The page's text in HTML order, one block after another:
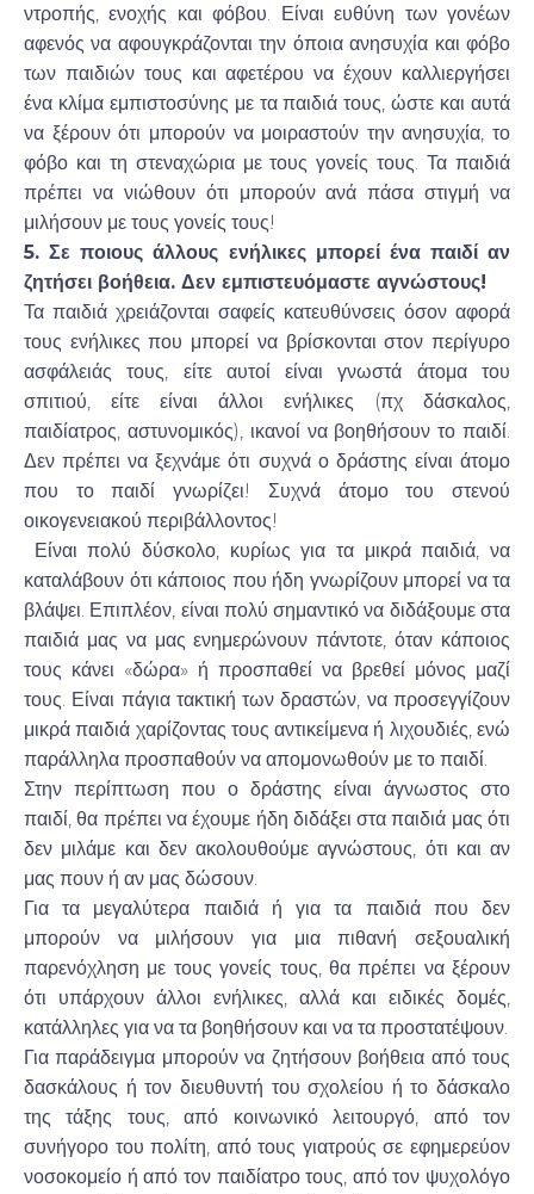
ντροπής, ενοχής και φόβου. Είναι ευθύνη των γονέων
αφενός να αφουγκράζονται την όποια ανησυχία και φόβο
των παιδιών τους και αφετέρου να έχουν καλλιεργήσει
ένα κλίμα εμπιστοσύνης με τα παιδιά τους, ώστε και αυτά
να ξέρουν ότι μπορούν να μοιραστούν την ανησυχία, το
φόβο και τη στεναχώρια με τους γονείς τους. Τα παιδιά
πρέπει να νιώθουν ότι μπορούν ανά πάσα στιγμή να
μιλήσουν με τους γονείς τους!
5. Σε ποιους άλλους ενήλικες μπορεί ένα παιδί αν
ζητήσει βοήθεια. Δεν εμπιστευόμαστε αγνώστους!
Τα παιδιά χρειάζονται σαφείς κατευθύνσεις όσον αφορά
τους ενήλικες που μπορεί να βρίσκονται στον περίγυρο
ασφάλειάς τους, είτε αυτοί είναι γνωστά άτομα του
σπιτιού, είτε είναι άλλοι ενήλικες (πχ δάσκαλος,
παιδίατρος, αστυνομικός), ικανοί να βοηθήσουν το παιδί.
Δεν πρέπει να ξεχνάμε ότι συχνά ο δράστης είναι άτομο
που το παιδί γνωρίζει! Συχνά άτομο του στενού
οικογενειακού περιβάλλοντος!
Είναι πολύ δύσκολο, κυρίως για τα μικρά παιδιά, να
καταλάβουν ότι κάποιος που ήδη γνωρίζουν μπορεί να τα
βλάψει. Επιπλέον, είναι πολύ σημαντικό να διδάξουμε στα
παιδιά μας να μας ενημερώνουν πάντοτε, όταν κάποιος
τους κάνει «δώρα» ή προσπαθεί να βρεθεί μόνος μαζί
τους. Είναι πάγια τακτική των δραστών, να προσεγγίζουν
μικρά παιδιά χαρίζοντας τους αντικείμενα ή λιχουδιές, ενώ
παράλληλα προσπαθούν να απομονωθούν με το παιδί.
Στην περίπτωση που ο δράστης είναι άγνωστος στο
παιδί, θα πρέπει να έχουμε ήδη διδάξει στα παιδιά μας ότι
δεν μιλάμε και δεν ακολουθούμε αγνώστους, ότι και αν
μας πουν ή αν μας δώσουν.
Για τα μεγαλύτερα παιδιά ή για τα παιδιά που δεν
μπορούν να μιλήσουν για μια πιθανή σεξουαλική
παρενόχληση με τους γονείς τους, θα πρέπει να ξέρουν
ότι υπάρχουν άλλοι ενήλικες, αλλά και ειδικές δομές,
κατάλληλες για να τα βοηθήσουν και να τα προστατέψουν.
Για παράδειγμα μπορούν να ζητήσουν βοήθεια από τους
δασκάλους ή τον διευθυντή του σχολείου ή το δάσκαλο
της τάξης τους, από κοινωνικό λειτουργό, από τον
συνήγορο του πολίτη, από τους γιατρούς σε εφημερεύον
νοσοκομείο ή από τον παιδίατρο τους, από τον ψυχολόγο